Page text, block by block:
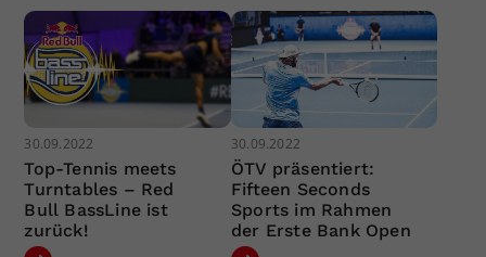
30.09.2022
Top-Tennis meets
Turntables – Red
Bull BassLine ist
zurück!
30.09.2022
ÖTV präsentiert:
Fifteen Seconds
Sports im Rahmen
der Erste Bank Open